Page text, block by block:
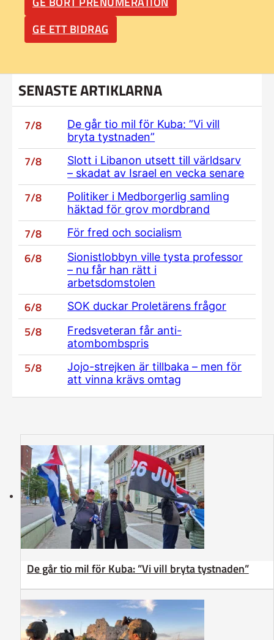
GE ETT BIDRAG
SENASTE ARTIKLARNA
7/8
De går tio mil för Kuba: ”Vi vill
bryta tystnaden”
7/8
Slott i Libanon utsett till världsarv
– skadat av Israel en vecka senare
7/8
Politiker i Medborgerlig samling
häktad för grov mordbrand
7/8 För fred och socialism
6/8
Sionistlobbyn ville tysta professor
– nu får han rätt i
arbetsdomstolen
6/8 SOK duckar Proletärens frågor
5/8
Fredsveteran får anti-
atombombspris
5/8
Jojo-strejken är tillbaka – men för
att vinna krävs omtag
De går tio mil för Kuba: ”Vi vill bryta tystnaden”